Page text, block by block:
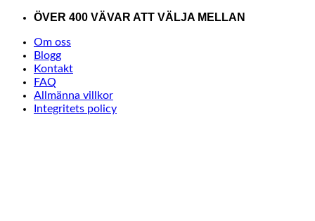
Skip
content
ÖVER 400 VÄVAR ATT VÄLJA MELLAN
Om oss
Blogg
Kontakt
FAQ
Allmänna villkor
Integritets policy